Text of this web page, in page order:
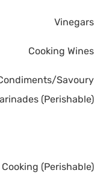
Vinegars
Cooking Wines
Savoury
(Perishable)
(Perishable)